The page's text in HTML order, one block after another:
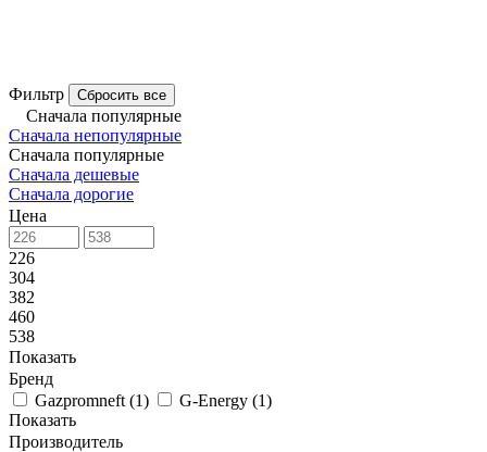
Фильтр Сбросить все
Сначала популярные
Сначала непопулярные
Сначала популярные
Сначала дешевые
Сначала дорогие
Цена
226
304
382
460
538
Показать
Бренд
Gazpromneft (1) G-Energy (1)
Показать
Производитель